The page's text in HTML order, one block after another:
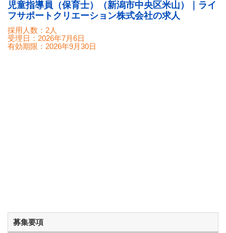
児童指導員（保育士）（新潟市中央区米山）｜ライ
フサポートクリエーション株式会社の求人
採用人数：2人
受理日： 2026年7月6日
有効期限： 2026年9月30日
募集要項